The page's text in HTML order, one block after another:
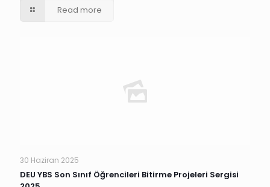
Read more
30 Haziran 2025
DEU YBS Son Sınıf Öğrencileri Bitirme Projeleri Sergisi